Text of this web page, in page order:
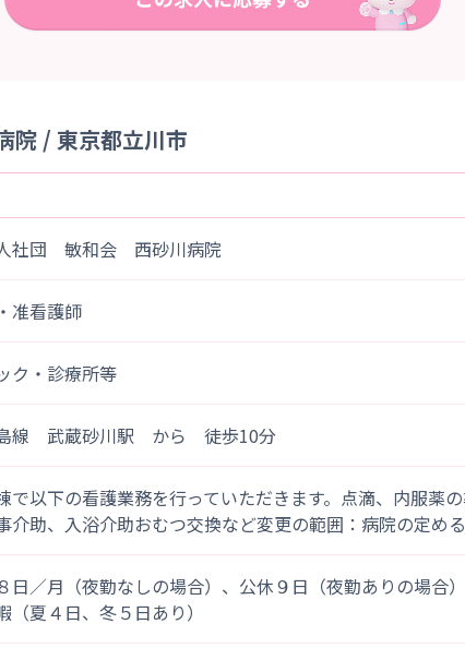
院 / 東京都立川市
社団 敏和会 西砂川病院
准看護師
ク・診療所等
線 武蔵砂川駅 から 徒歩10分
で以下の看護業務を行っていただきます。点滴、内服薬
介助、入浴介助おむつ交換など変更の範囲：病院の定め
日／月（夜勤なしの場合）、公休９日（夜勤ありの場
（夏４日、冬５日あり）